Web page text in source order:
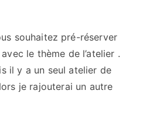
souhaitez pré-réserver
le thème de l’atelier .
il y a un seul atelier de
je rajouterai un autre